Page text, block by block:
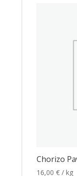
Chorizo
16,00 € / kg